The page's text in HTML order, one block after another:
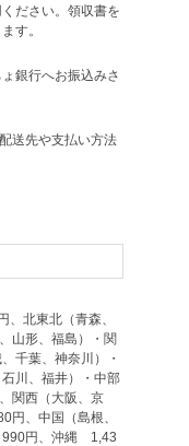
ださい。領収書を
す。
銀行へお振込みさ
送先や支払い方法
北東北（青森、
山形、福島）・関
千葉、神奈川）・
川、福井）・中部
関西（大阪、京
円、中国（島根、
990円、沖縄 1,43